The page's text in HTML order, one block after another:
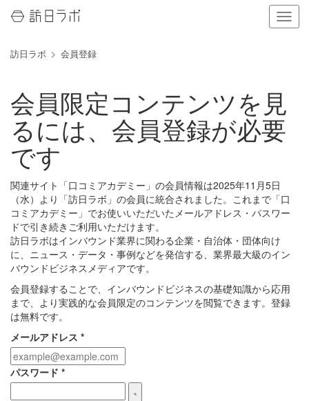
ナ
ビ
の
表
替
え
訪日ラボ 会員登録
会員限定コンテンツを見
るには、会員登録が必要
です
関連サイト「口コミアカデミー」の会員情報は2025年11月5日
（水）より「訪日ラボ」の会員に統合されました。これまで「口
コミアカデミー」でお使いいただいたメールアドレス・パスワー
ドで引き続きご利用いただけます。
訪日ラボはインバウンド業界に関わる企業・自治体・団体向け
に、ニュース・データ・事例などを発信する、業界最大級のイン
バウンドビジネスメディアです。
会員登録することで、インバウンドビジネスの基礎知識から応用
まで、より実践的な会員限定のコンテンツを閲覧できます。登録
は無料です。
メールアドレス *
パスワード *